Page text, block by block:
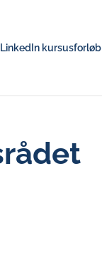
LinkedIn kursusforløb